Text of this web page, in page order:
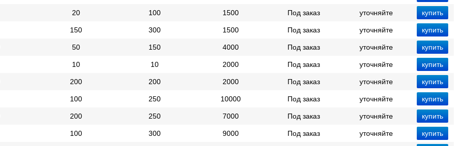
20 100 1500 Под заказ уточняйте
150 300 1500 Под заказ уточняйте
50 150 4000 Под заказ уточняйте
10 10 2000 Под заказ уточняйте
200 200 2000 Под заказ уточняйте
100 250 10000 Под заказ уточняйте
200 250 7000 Под заказ уточняйте
100 300 9000 Под заказ уточняйте